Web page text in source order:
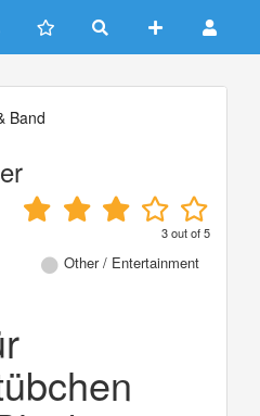
Band
3out of5
Other / Entertainment